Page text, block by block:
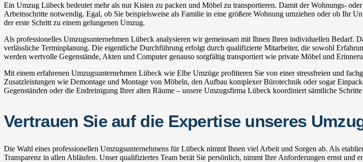
Ein Umzug Lübeck bedeutet mehr als nur Kisten zu packen und Möbel zu transportieren. Damit der Wohnungs-
Arbeitsschritte notwendig. Egal, ob Sie beispielsweise als Familie in eine größere Wohnung umziehen oder ob Ihr
der erste Schritt zu einem gelungenen Umzug.
Als professionelles Umzugsunternehmen Lübeck analysieren wir gemeinsam mit Ihnen Ihren individuellen Bedarf.
verlässliche Terminplanung. Die eigentliche Durchführung erfolgt durch qualifizierte Mitarbeiter, die sowohl
werden wertvolle Gegenstände, Akten und Computer genauso sorgfältig transportiert wie private Möbel und
Mit einem erfahrenen Umzugsunternehmen Lübeck wie Elbe Umzüge profitieren Sie von einer stressfreien und
Zusatzleistungen wie Demontage und Montage von Möbeln, den Aufbau komplexer Bürotechnik oder sogar
Gegenständen oder die Endreinigung Ihrer alten Räume – unsere Umzugsfirma Lübeck koordiniert sämtliche
Vertrauen Sie auf die Expertise unseres
Die Wahl eines professionellen Umzugsunternehmens für Lübeck nimmt Ihnen viel Arbeit und Sorgen ab. Als
Transparenz in allen Abläufen. Unser qualifiziertes Team berät Sie persönlich, nimmt Ihre Anforderungen ernst und